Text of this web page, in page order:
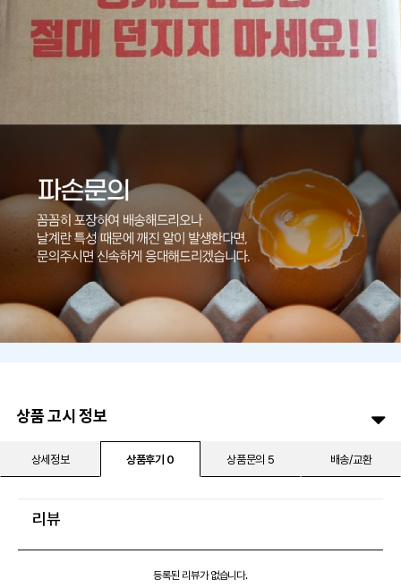
상품 고시 정보
상세정보 상품후기 0 상품문의 5 배송/교환
리뷰
등록된 리뷰가 없습니다.